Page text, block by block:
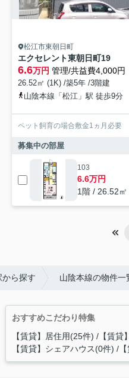
松江市東朝日町
エクセレント東朝日町19
6.6万円 管理/共益費4,000円
26.52㎡ (1K) /築5年 /3階建
山陰本線「松江」駅 徒歩9分
ペット飼育の場合敷金1ヵ月必要
募集中の部屋
103
6.6万円
1階 / 26.52㎡
ら探す 山陰本線の物件一
おすすめこだわり特集
【賃貸】居住用(25件) 【賃貸
【賃貸】シェアハウス(0件) 【